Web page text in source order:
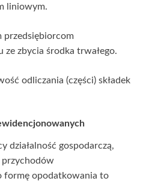
liniowym.
przedsiębiorcom
zbycia środka trwałego.
odliczania (części) składek
działalność gospodarczą,
przychodów
formę opodatkowania to